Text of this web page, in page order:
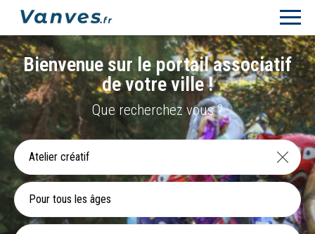
Bienvenue sur le portail associatif
de votre ville !
Que recherchez vous ?
Pour tous les âges